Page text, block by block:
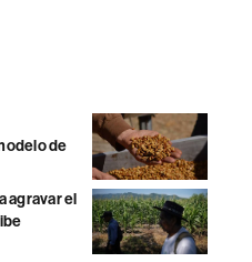
de
agravar el